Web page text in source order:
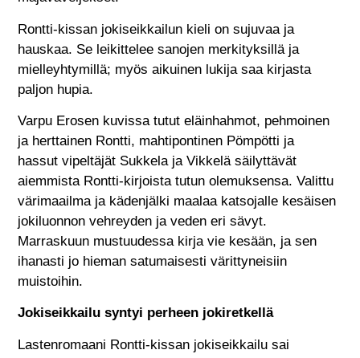
Rontti-kissan jokiseikkailun kieli on sujuvaa ja
hauskaa. Se leikittelee sanojen merkityksillä ja
mielleyhtymillä; myös aikuinen lukija saa kirjasta
paljon hupia.
Varpu Erosen kuvissa tutut eläinhahmot, pehmoinen
ja herttainen Rontti, mahtipontinen Pömpötti ja
hassut vipeltäjät Sukkela ja Vikkelä säilyttävät
aiemmista Rontti-kirjoista tutun olemuksensa. Valittu
värimaailma ja kädenjälki maalaa katsojalle kesäisen
jokiluonnon vehreyden ja veden eri sävyt.
Marraskuun mustuudessa kirja vie kesään, ja sen
ihanasti jo hieman satumaisesti värittyneisiin
muistoihin.
Jokiseikkailu syntyi perheen jokiretkellä
Lastenromaani Rontti-kissan jokiseikkailu sai